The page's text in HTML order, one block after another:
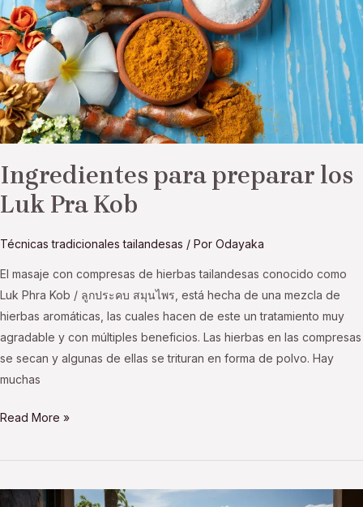
Ingredientes para preparar los
Luk Pra Kob
Técnicas tradicionales tailandesas / Por Odayaka
El masaje con compresas de hierbas tailandesas conocido como
Luk Phra Kob / ลูกประคบ สมุนไพร, está hecha de una mezcla de
hierbas aromáticas, las cuales hacen de este un tratamiento muy
agradable y con múltiples beneficios. Las hierbas en las compresas
se secan y algunas de ellas se trituran en forma de polvo. Hay
muchas
Pra
Kob
Read More »